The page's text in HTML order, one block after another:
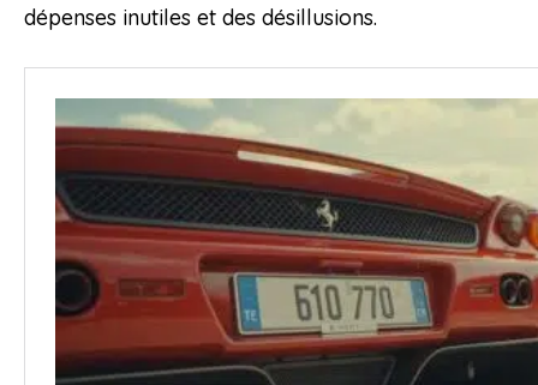
dépenses inutiles et des désillusions.